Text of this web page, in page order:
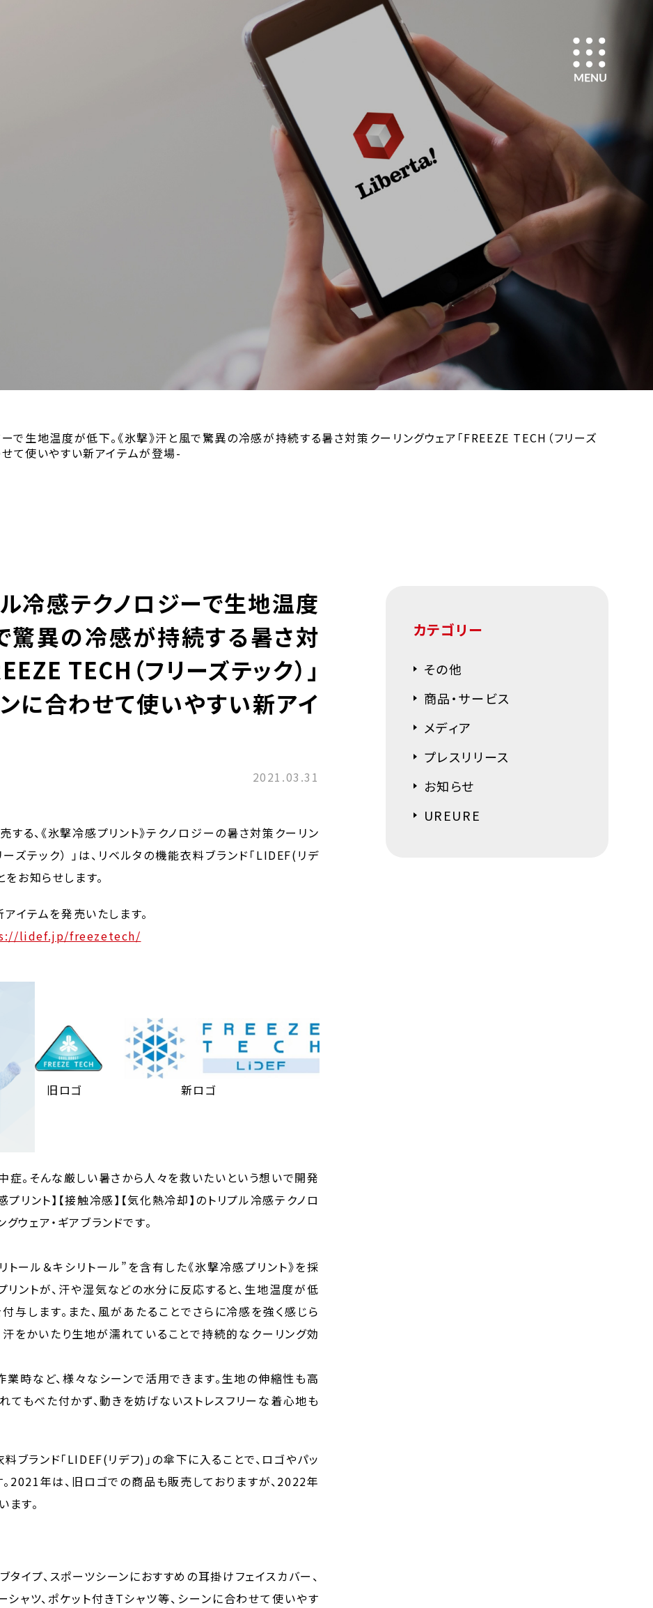
で生地温度が低下。《氷撃》汗と風で驚異の冷感が持続する暑さ対策クーリングウェア「FREEZE TECH（フリーズ
せて使いやすい新アイテムが登場-
冷感テクノロジーで生地温度
驚異の冷感が持続する暑さ対
TECH（フリーズテック）」
に合わせて使いやすい新アイ
2021.03.31
る、《氷撃冷感プリント》テクノロジーの暑さ対策クーリン
ズテック） 」は、リベルタの機能衣料ブランド「LIDEF(リデ
お知らせします。
イテムを発売いたします。
lidef.jp/freezetech/
旧ロゴ 新ロゴ
。そんな厳しい暑さから人々を救いたいという想いで開発
プリント】【接触冷感】【気化熱冷却】のトリプル冷感テクノロ
ウェア・ギアブランドです。
ール＆キシリトール”を含有した《氷撃冷感プリント》を採
ントが、汗や湿気などの水分に反応すると、生地温度が低
します。また、風があたることでさらに冷感を強く感じら
をかいたり生地が濡れていることで持続的なクーリング効
時など、様々なシーンで活用できます。生地の伸縮性も高
てもべた付かず、動きを妨げないストレスフリーな着心地も
ブランド「LIDEF(リデフ)」の傘下に入ることで、ロゴやパッ
2021年は、旧ロゴでの商品も販売しておりますが、2022年
す。
イプ、スポーツシーンにおすすめの耳掛けフェイスカバー、
ャツ、ポケット付きTシャツ等、シーンに合わせて使いやす
カテゴリー
その他
商品・サービス
メディア
プレスリリース
お知らせ
UREURE